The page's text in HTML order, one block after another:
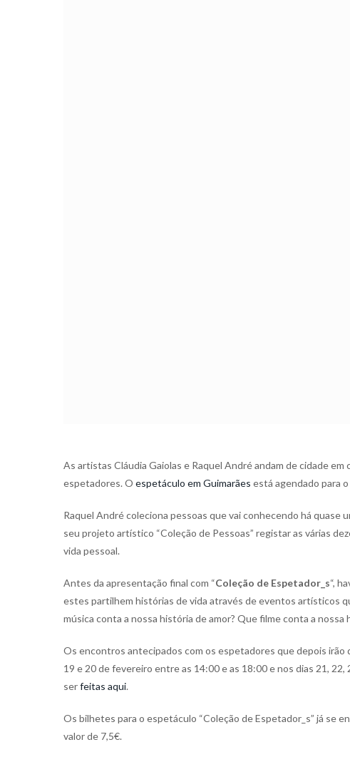
As artistas Cláudia Gaiolas e Raquel André andam de cidade
espetadores. O espetáculo em Guimarães está agendado para
Raquel André coleciona pessoas que vai conhecendo há quase
seu projeto artístico “Coleção de Pessoas” registar as várias
vida pessoal.
Antes da apresentação final com “Coleção de Espetador_s“,
estes partilhem histórias de vida através de eventos artísticos
música conta a nossa história de amor? Que filme conta a nossa
Os encontros antecipados com os espetadores que depois
19 e 20 de fevereiro entre as 14:00 e as 18:00 e nos dias 21,
serfeitas aqui.
Os bilhetes para o espetáculo “Coleção de Espetador_s” já se
valor de 7,5€.